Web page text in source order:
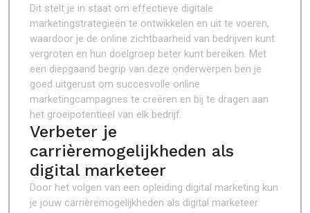
Dit stelt je in staat om effectieve digitale
marketingstrategieën te ontwikkelen en uit te voeren,
waardoor je de online zichtbaarheid van bedrijven kunt
vergroten en hun doelgroep beter kunt bereiken. Met
een diepgaand begrip van deze onderwerpen ben je
goed uitgerust om succesvolle online
marketingcampagnes te creëren en bij te dragen aan
het groeipotentieel van elk bedrijf.
Verbeter je
carrièremogelijkheden als
digital marketeer
Door het volgen van een opleiding digital marketing kun
je jouw carrièremogelijkheden als digital marketeer